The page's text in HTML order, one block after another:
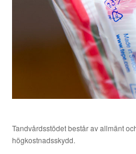
Tandvårdsstödet består av allmänt
högkostnadsskydd.